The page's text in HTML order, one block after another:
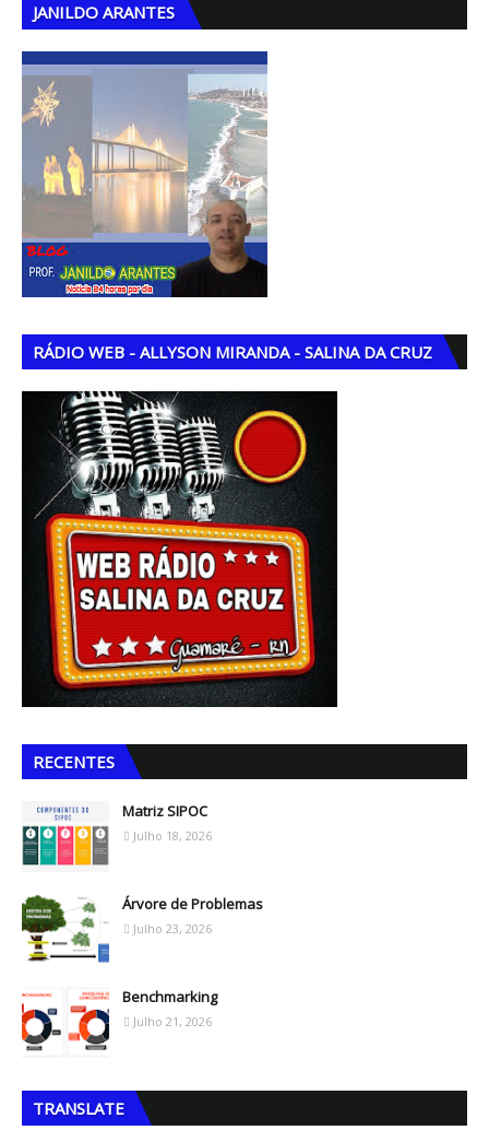
JANILDO ARANTES
RÁDIO WEB - ALLYSON MIRANDA - SALINA DA CRUZ
RECENTES
Matriz SIPOC
Julho 18, 2026
Árvore de Problemas
Julho 23, 2026
Benchmarking
Julho 21, 2026
TRANSLATE